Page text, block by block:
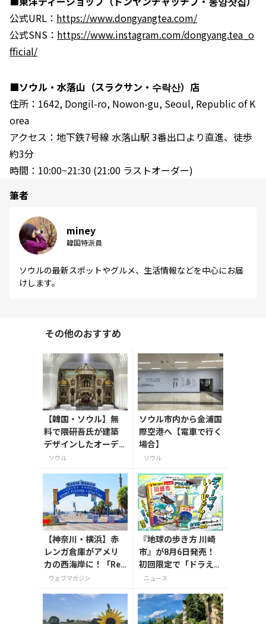
公式URL： https://www.dongyangtea.com/
公式SNS： https://www.instagram.com/dongyang.tea_o
fficial/
■ソウル・水落山（スラクサン・수락산）店
住所：1642, Dongil-ro, Nowon-gu, Seoul, Republic of K
orea
アクセス：地下鉄7号線 水落山駅 3番出口より直進、徒歩
約3分
時間：10:00~21:30 (21:00 ラストオーダー)
筆者
miney
韓国特派員
ソウルの最新スポットやグルメ、生活情報などを中心にお届
けします。
その他のおすすめ
【韓国・ソウル】無
料で隈研吾氏が建築
デザインしたオーデ
ィオミュージアムで
音が楽しめる常設展
示－「正音」：音の
旅程】
ソウル
ソウル市内から金浦国
際空港へ【電車で行く
場合】
ソウル
【神奈川・横浜】赤
レンガ倉庫がアメリ
カの西海岸に！「Red
Brick Sunset 2026」
ウェブマガジン
『地球の歩き方 川崎
市』が8月6日発売！
初回限定で「ドラえも
ん」描き下ろし特別カ
ニュース